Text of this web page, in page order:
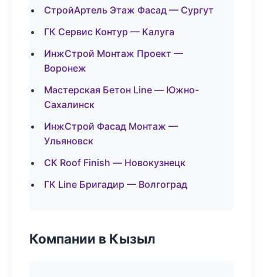
СтройАртель Этаж Фасад — Сургут
ГК Сервис Контур — Калуга
ИнжСтрой Монтаж Проект —
Воронеж
Мастерская Бетон Line — Южно-
Сахалинск
ИнжСтрой Фасад Монтаж —
Ульяновск
СК Roof Finish — Новокузнецк
ГК Line Бригадир — Волгоград
Компании в Кызыл